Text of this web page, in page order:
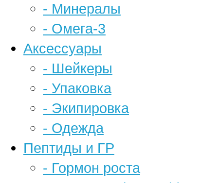
- Минералы
- Омега-3
Аксессуары
- Шейкеры
- Упаковка
- Экипировка
- Одежда
Пептиды и ГР
- Гормон роста